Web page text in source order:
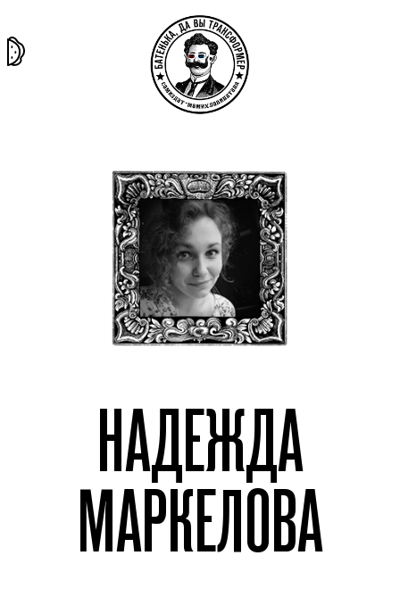
материясекты
НАДЕЖДА
МАРКЕЛОВА